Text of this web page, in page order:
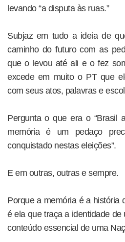
levando “a disputa às ruas.”
Subjaz em tudo a ideia de
caminho do futuro com as
que o levou até ali e o fez
excede em muito o PT que
com seus atos, palavras e
Pergunta o que era o “Brasil
memória é um pedaço
conquistado nestas eleições”.
E em outras, outras e sempre.
Porque a memória é a história
é ela que traça a identidade
conteúdo essencial de uma